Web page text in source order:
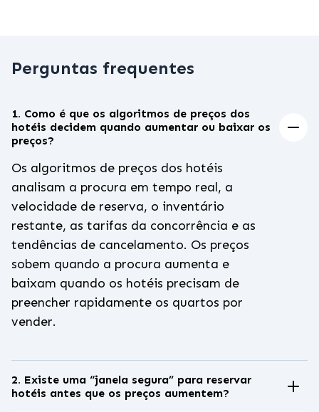
Perguntas frequentes
1. Como é que os algoritmos de preços dos
hotéis decidem quando aumentar ou baixar os
preços?
Os algoritmos de preços dos hotéis
analisam a procura em tempo real, a
velocidade de reserva, o inventário
restante, as tarifas da concorrência e as
tendências de cancelamento. Os preços
sobem quando a procura aumenta e
baixam quando os hotéis precisam de
preencher rapidamente os quartos por
vender.
2. Existe uma “janela segura” para reservar
hotéis antes que os preços aumentem?